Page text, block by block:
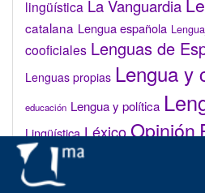
lingüística La Vanguardia
catalana Lengua española
cooficiales Lenguas de
Lenguas propias Lengua y
educación Lengua y política
Lingüística LéxicoOpinión
lingüística
Valenciano